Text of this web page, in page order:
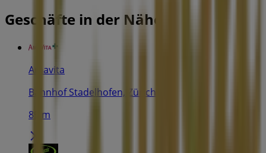
Geschäfte in der Nähe
Amavita
Bahnhof Stadelhofen, Zürich
89 m